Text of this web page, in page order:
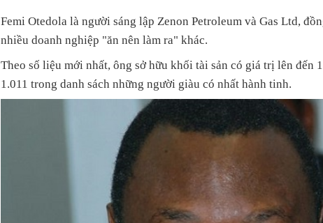
Femi Otedola là người sáng lập Zenon Petroleum và Gas Ltd,
nhiều doanh nghiệp "ăn nên làm ra" khác.
Theo số liệu mới nhất, ông sở hữu khối tài sản có giá trị lên đến
1.011 trong danh sách những người giàu có nhất hành tinh.